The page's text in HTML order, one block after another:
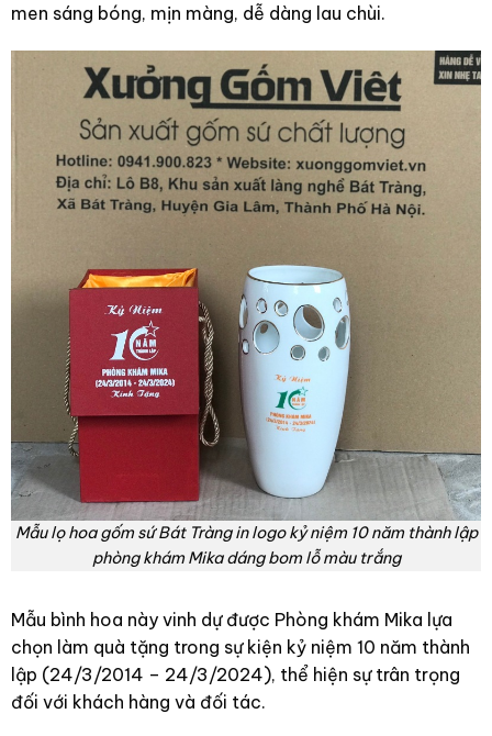
men sáng bóng, mịn màng, dễ dàng lau chùi.
Mẫu lọ hoa gốm sứ Bát Tràng in logo kỷ niệm 10 năm thành lập
phòng khám Mika dáng bom lỗ màu trắng
Mẫu bình hoa này vinh dự được Phòng khám Mika lựa
chọn làm quà tặng trong sự kiện kỷ niệm 10 năm thành
lập (24/3/2014 – 24/3/2024), thể hiện sự trân trọng
đối với khách hàng và đối tác.